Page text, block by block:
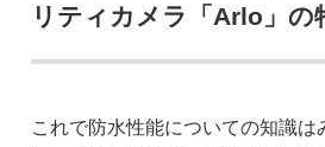
リティカメラ「Arlo」の
これで防水性能についての知識は